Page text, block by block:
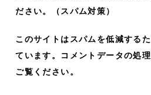
ださい。（スパム対策）
このサイトはスパムを低減する
ています。
コメントデータの処
ご覧ください。